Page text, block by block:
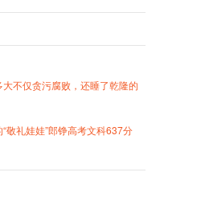
不仅贪污腐败，还睡了乾隆的
敬礼娃娃”郎铮高考文科637分